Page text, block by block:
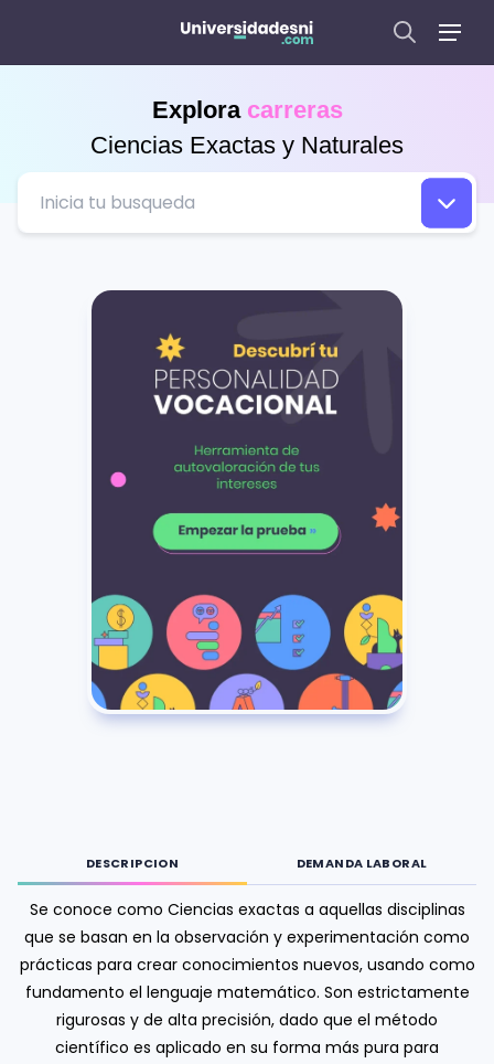
Explora carreras
Ciencias Exactas y Naturales
DESCRIPCION DEMANDA LABORAL
Se conoce como Ciencias exactas a aquellas disciplinas
que se basan en la observación y experimentación como
prácticas para crear conocimientos nuevos, usando como
fundamento el lenguaje matemático. Son estrictamente
rigurosas y de alta precisión, dado que el método
científico es aplicado en su forma más pura para